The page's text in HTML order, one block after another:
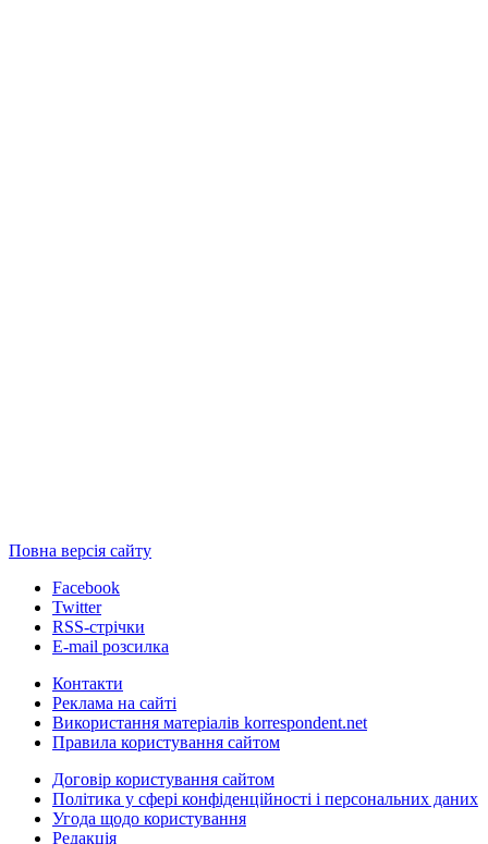
Повна версія сайту
Facebook
Twitter
RSS-стрічки
E-mail розсилка
Контакти
Реклама на сайті
Використання матеріалів korrespondent.net
Правила користування сайтом
Договір користування сайтом
Політика у сфері конфіденційності і персональних даних
Угода щодо користування
Редакція